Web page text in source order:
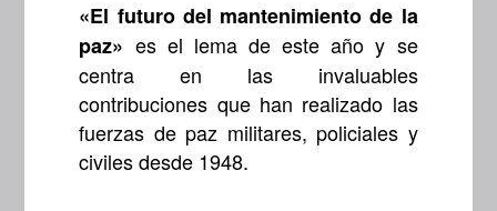
«El futuro del mantenimiento de la
paz» es el lema de este año y se
centra en las invaluables
contribuciones que han realizado las
fuerzas de paz militares, policiales y
civiles desde 1948.